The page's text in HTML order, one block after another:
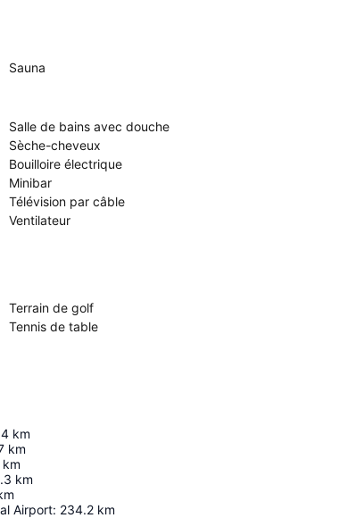
Sauna
Salle de bains avec douche
Sèche-cheveux
Bouilloire électrique
Minibar
Télévision par câble
Ventilateur
Terrain de golf
Tennis de table
km
km
km
km
Airport: 234.2 km